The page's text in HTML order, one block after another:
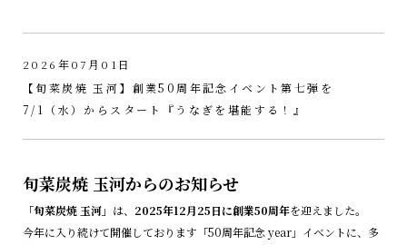
2026年07月01日
【旬菜炭焼 玉河】創業50周年記念イベント第七弾を
7/1（水）からスタート『うなぎを堪能する！』
旬菜炭焼 玉河からのお知らせ
「旬菜炭焼 玉河」 は、 2025年12月25日に創業50周年を迎えました。
今年に入り続けて開催しております「50周年記念 year」イベントに、多